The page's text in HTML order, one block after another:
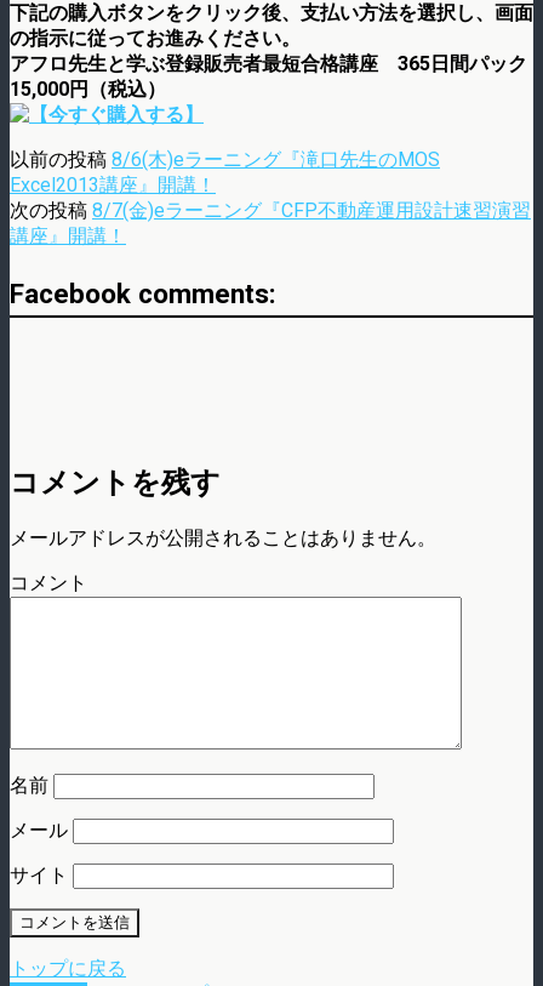
下記の購入ボタンをクリック後、支払い方法を選択し、画面
の指示に従ってお進みください。
アフロ先生と学ぶ登録販売者最短合格講座 365日間パック
15,000円（税込）
以前の投稿 8/6(木)eラーニング『滝口先生のMOS
Excel2013講座』開講！
次の投稿 8/7(金)eラーニング『CFP不動産運用設計速習演習
講座』開講！
Facebook comments:
コメントを残す
メールアドレスが公開されることはありません。
コメント
名前
メール
サイト
トップに戻る